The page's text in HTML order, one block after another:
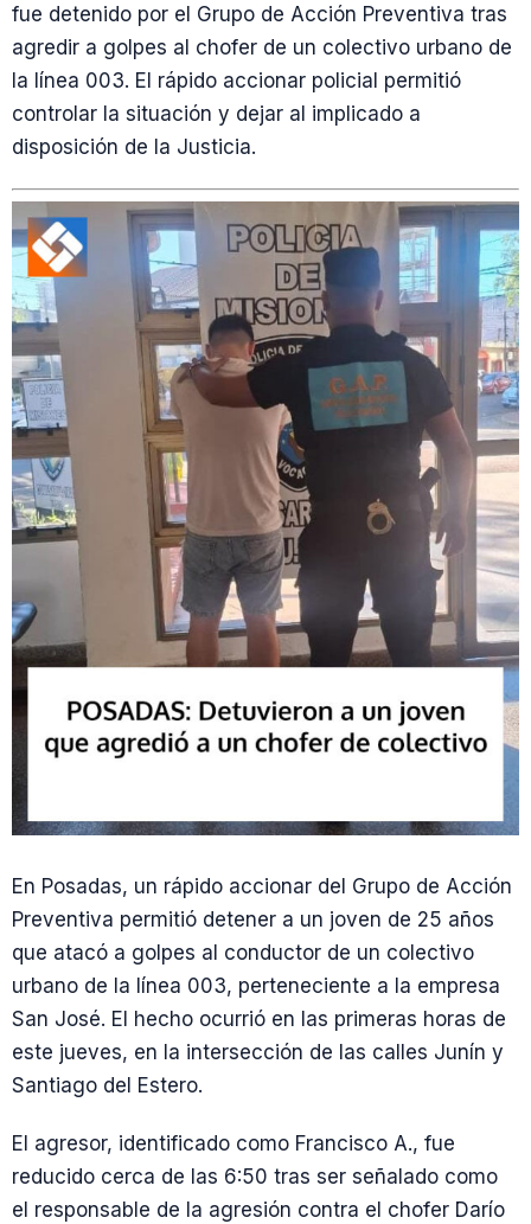
fue detenido por el Grupo de Acción Preventiva tras
agredir a golpes al chofer de un colectivo urbano de
la línea 003. El rápido accionar policial permitió
controlar la situación y dejar al implicado a
disposición de la Justicia.
En Posadas, un rápido accionar del Grupo de Acción
Preventiva permitió detener a un joven de 25 años
que atacó a golpes al conductor de un colectivo
urbano de la línea 003, perteneciente a la empresa
San José. El hecho ocurrió en las primeras horas de
este jueves, en la intersección de las calles Junín y
Santiago del Estero.
El agresor, identificado como Francisco A., fue
reducido cerca de las 6:50 tras ser señalado como
el responsable de la agresión contra el chofer Darío